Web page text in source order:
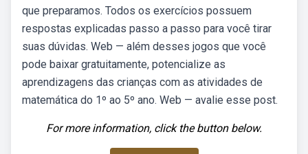
que preparamos. Todos os exercícios possuem
respostas explicadas passo a passo para você tirar
suas dúvidas. Web — além desses jogos que você
pode baixar gratuitamente, potencialize as
aprendizagens das crianças com as atividades de
matemática do 1º ao 5º ano. Web — avalie esse post.
For more information, click the button below.